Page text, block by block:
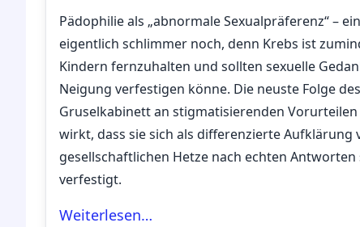
Pädophilie als „abnormale Sexualpräferenz“ –
eigentlich schlimmer noch, denn Krebs ist
Kindern fernzuhalten und sollten sexuelle
Neigung verfestigen könne. Die neuste Folge
Gruselkabinett an stigmatisierenden
wirkt, dass sie sich als differenzierte Aufklärung
gesellschaftlichen Hetze nach echten
verfestigt.
Weiterlesen…